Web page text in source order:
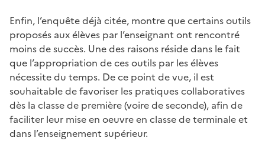
Enfin, l’enquête déjà citée, montre que certains outils
proposés aux élèves par l’enseignant ont rencontré
moins de succès. Une des raisons réside dans le fait
que l’appropriation de ces outils par les élèves
nécessite du temps. De ce point de vue, il est
souhaitable de favoriser les pratiques collaboratives
dès la classe de première (voire de seconde), afin de
faciliter leur mise en oeuvre en classe de terminale et
dans l’enseignement supérieur.